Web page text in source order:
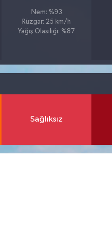
Nem: %93
Rüzgar: 25 km/h
Yağış Olasılığı: %87
Sağlıksız